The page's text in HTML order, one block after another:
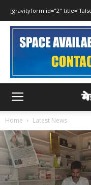
[gravityform id="2"
Home Latest News